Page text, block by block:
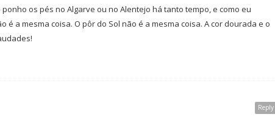
os pés no Algarve ou no Alentejo há tanto tempo, e como eu
é a mesma coisa. O pôr do Sol não é a mesma coisa. A cor dourada e o
Reply